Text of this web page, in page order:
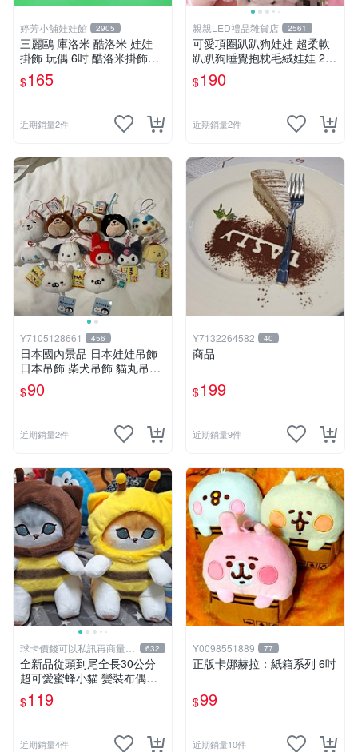
婷芳小舖娃娃館 2905
三麗鷗 庫洛米 酷洛米 娃娃
掛飾 玩偶 6吋 酷洛米掛飾飾
娃娃~正版三麗鷗 酷洛米坐姿
背小背包款 酷洛米娃娃掛飾
$165
近期銷量2件
親親LED禮品雜貨店 2561
可愛項圈趴趴狗娃娃 超柔軟
趴趴狗睡覺抱枕毛絨娃娃 25
公分白色狗狗抱枕娃娃 生日
禮物
$190
近期銷量2件
Y7105128661 456
日本國內景品 日本娃娃吊飾
日本吊飾 柴犬吊飾 貓丸吊飾
庫洛米吊飾 大耳狗吊飾 布丁
狗吊飾 帕恰狗吊飾 天竺鼠車
$90
近期銷量2件
Y7132264582 40
商品
$199
近期銷量9件
球卡價錢可以私訊再商量喔 632
全新品從頭到尾全長30公分
超可愛蜜蜂小貓 變裝布偶娃
娃 靠墊抱枕 可愛玩偶娃娃 舒
壓療癒小朋友禮物生日禮物交
$119
近期銷量4件
Y0098551889 77
正版卡娜赫拉：紙箱系列 6吋
$99
近期銷量10件